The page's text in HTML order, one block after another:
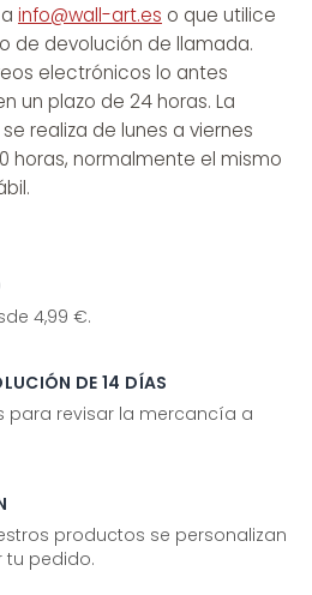
info@wall-art.es o que utilice
de devolución de llamada.
electrónicos lo antes
un plazo de 24 horas. La
realiza de lunes a viernes
horas, normalmente el mismo
4,99 €.
DE 14 DÍAS
para revisar la mercancía a
productos se personalizan
tu pedido.